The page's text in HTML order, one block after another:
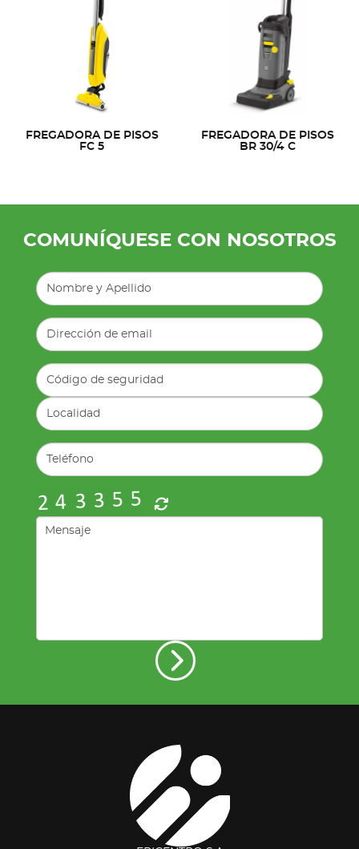
FREGADORA DE PISOS
FC 5
FREGADORA DE PISOS
BR 30/4 C
COMUNÍQUESE CON NOSOTROS